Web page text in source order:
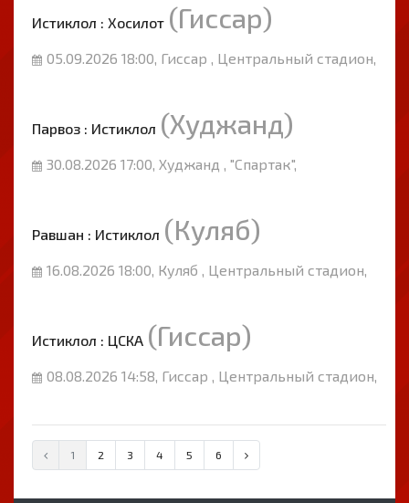
Истиклол : Хосилот (Гиссар)
05.09.2026 18:00, Гиссар , Центральный стадион,
Парвоз : Истиклол (Худжанд)
30.08.2026 17:00, Худжанд , "Спартак",
Равшан : Истиклол (Куляб)
16.08.2026 18:00, Куляб , Центральный стадион,
Истиклол : ЦСКА (Гиссар)
08.08.2026 14:58, Гиссар , Центральный стадион,
1 2 3 4 5 6